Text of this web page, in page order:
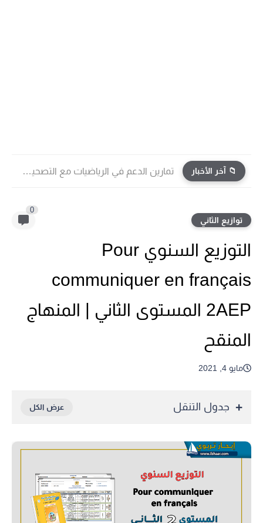
📁 آخر الأخبار تمارين الدعم في الرياضيات مع التصحيح | جميع الوحدات...
توازيع الثاني
0
التوزيع السنوي Pour
communiquer en français
2AEP المستوى الثاني | المنهاج
المنقح
مايو 4, 2021
جدول التنقل